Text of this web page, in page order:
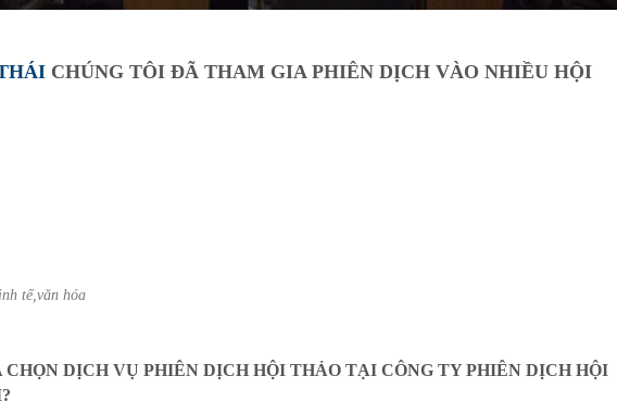
CHÚNG TÔI ĐÃ THAM GIA PHIÊN DỊCH VÀO NHIỀU HỘI
tế,văn hóa
DỊCH VỤ PHIÊN DỊCH HỘI THẢO TẠI CÔNG TY PHIÊN DỊCH HỘI